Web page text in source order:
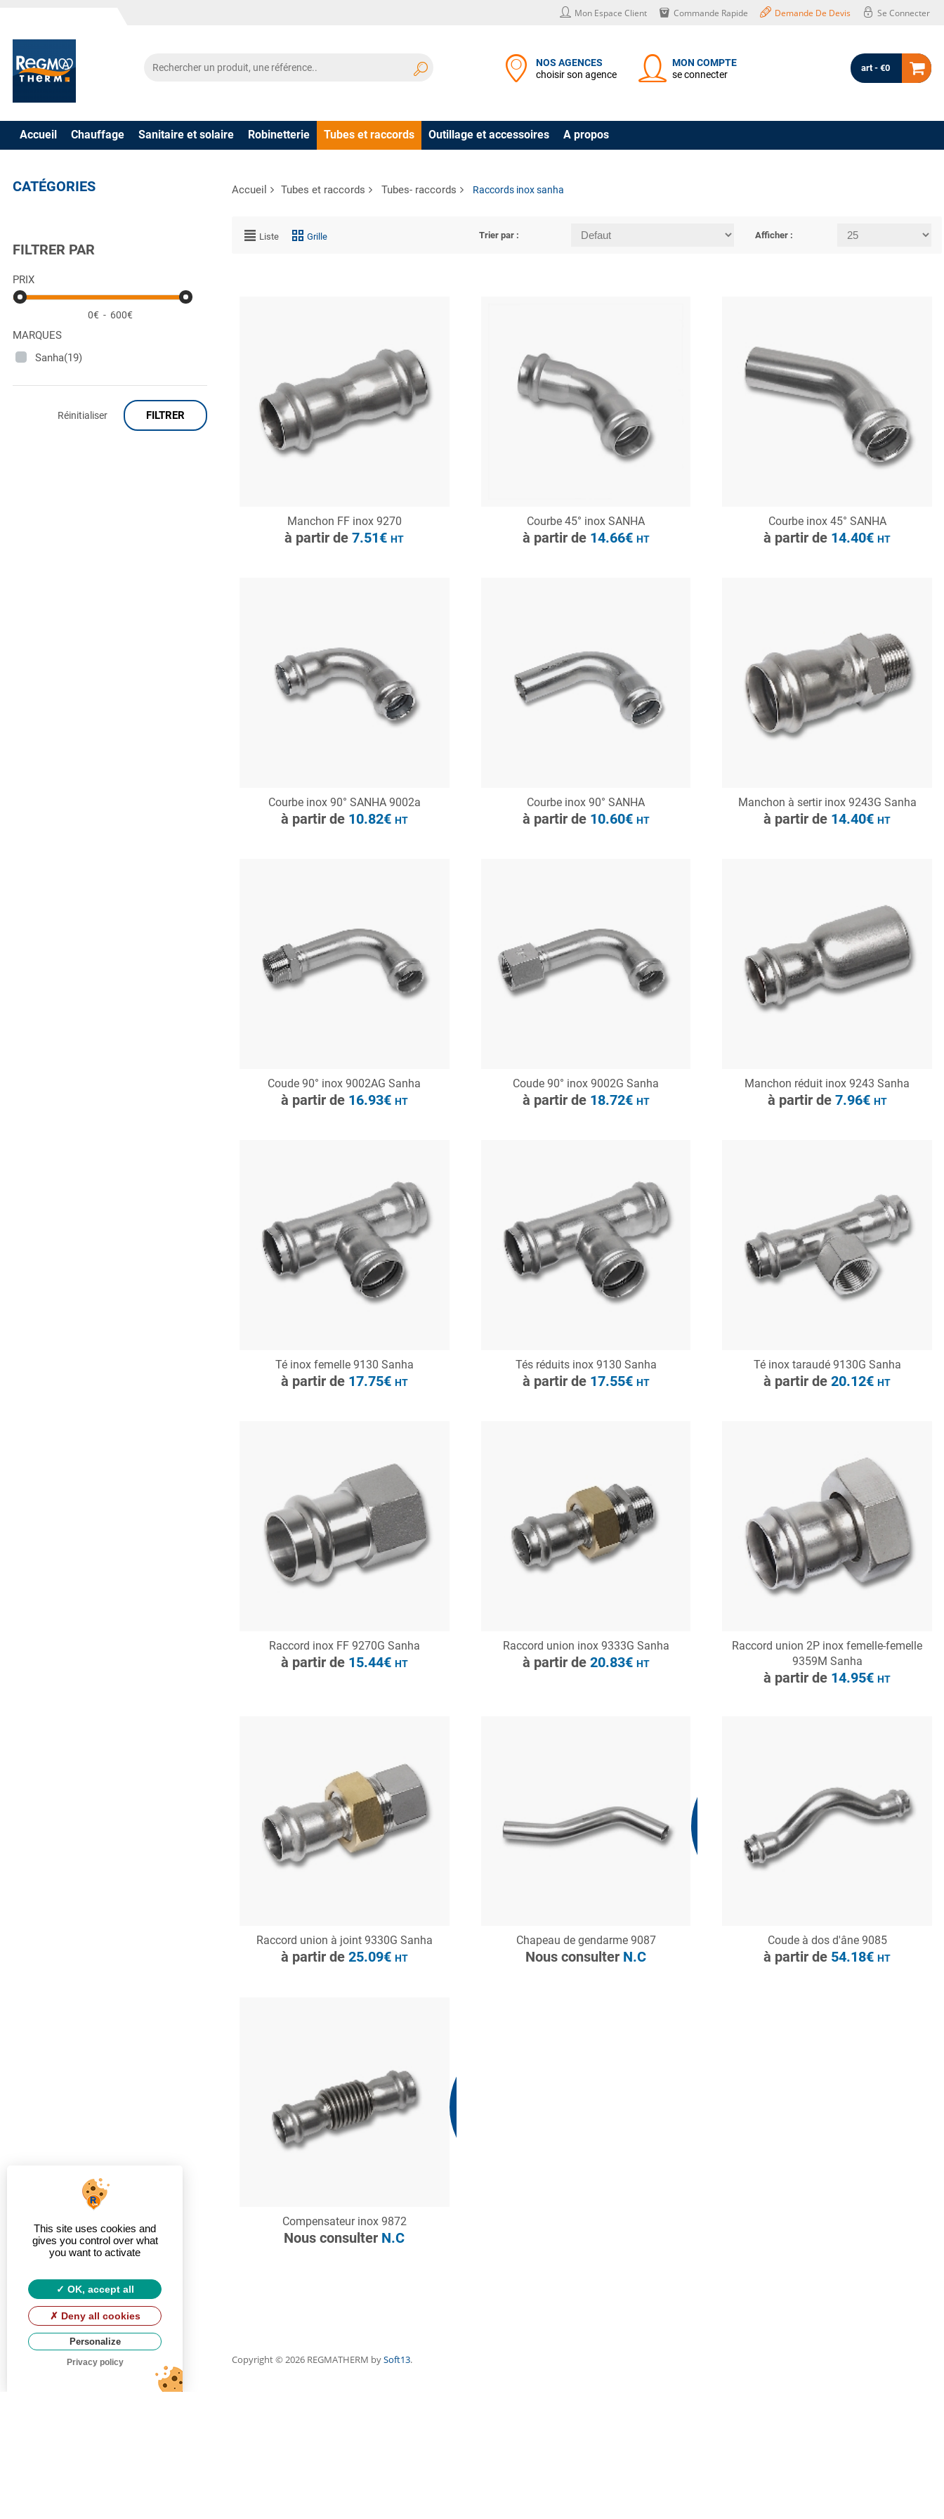
Mon Espace Client Commande Rapide Demande De Devis Se Connecter
NOS AGENCES
choisir son agence
MON COMPTE
se connecter
art - €0
Accueil Chauffage Sanitaire et solaire Robinetterie Tubes et raccords Outillage et accessoires A propos
CATÉGORIES
FILTRER PAR
PRIX
0€ - 600€
MARQUES
Sanha(19)
Réinitialiser FILTRER
Accueil Tubes et raccords Tubes- raccords Raccords inox sanha
Liste Grille Trier par : Afficher :
à partir de
7.51€
Manchon FF inox 9270
à partir de7.51€HT
Demande de devis
à partir de
14.66€
HT
Courbe 45° inox SANHA
à partir de 14.66€ HT
Demande de devis
Courbe inox 45° SANHA
à partir de 14.40€HT
Demande de devis
à partir de
10.82€
Courbe inox 90° SANHA 9002a
à partir de 10.82€ HT
Demande de devis
à partir de
10.60€
Courbe inox 90° SANHA
à partir de 10.60€ HT
Demande de devis
Manchon à sertir inox 9243G Sanha
à partir de 14.40€HT
Demande de devis
à partir de
16.93€
Coude 90° inox 9002AG Sanha
à partir de 16.93€ HT
Demande de devis
à partir de
18.72€
Coude 90° inox 9002G Sanha
à partir de 18.72€ HT
Demande de devis
Manchon réduit inox 9243 Sanha
à partir de 7.96€ HT
Demande de devis
à partir de
17.75€
Té inox femelle 9130 Sanha
à partir de 17.75€ HT
Demande de devis
à partir de
17.55€
Tés réduits inox 9130 Sanha
à partir de 17.55€ HT
Demande de devis
Té inox taraudé 9130G Sanha
à partir de20.12€HT
Demande de devis
à partir de
15.44€
Raccord inox FF 9270G Sanha
à partir de 15.44€ HT
Demande de devis
à partir de
20.83€
Raccord union inox 9333G Sanha
à partir de 20.83€ HT
Demande de devis
Raccord union 2P inox femelle-femelle
9359M Sanha
à partir de 14.95€HT
CONSULTER
Demande de devis
à partir de
25.09€
Raccord union à joint 9330G Sanha
à partir de 25.09€ HT
Demande de devis
Nous consulter
N.C
Chapeau de gendarme 9087
Nous consulter N.C
Demande de devis
Coude à dos d'âne 9085
à partir de 54.18€HT
Demande de devis
Compensateur inox 9872
Nous consulter N.C
Demande de devis
Copyright© 2026 REGMATHERM bySoft13.
This site uses cookies and
gives you control over what
you want to activate
OK, accept all
Deny all cookies
Personalize
Privacy policy